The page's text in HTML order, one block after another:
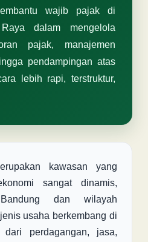
wajib pajak di
dalam mengelola
pajak, manajemen
pendampingan atas
lebih rapi, terstruktur,
kawasan yang
sangat dinamis,
dan wilayah
usaha berkembang di
perdagangan, jasa,